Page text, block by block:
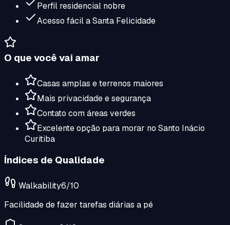
Perfil residencial nobre
Acesso fácil a Santa Felicidade
O que você vai amar
Casas amplas e terrenos maiores
Mais privacidade e segurança
Contato com áreas verdes
Excelente opção para morar no Santo Inácio
Curitiba
Índices de Qualidade
Walkability6/10
Facilidade de fazer tarefas diárias a pé